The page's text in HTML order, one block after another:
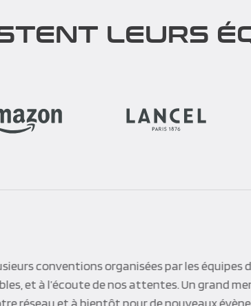
LEURS
a largement contribué non seulement à
clients VIP sur deux jours. Merci à toute
réactivité, d’une force de proposition.